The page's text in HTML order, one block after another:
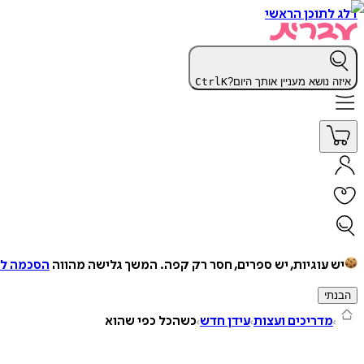
דלג לתוכן הראשי
איזה נושא מעניין אותך היום? CtrlK
יש עוגיות, יש ספרים, חסר רק קפה. המשך גלישה מהווה הסכמה
הבנתי
מדריכים ועצות עידן חדש כשהכל כפי שהוא